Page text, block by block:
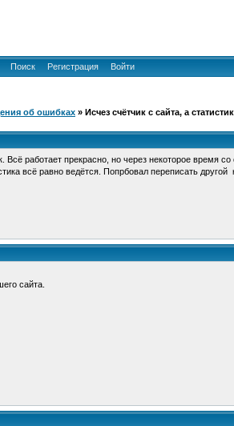
Поиск Регистрация Войти
об ошибках » Исчез счётчик с сайта, а
Всё работает прекрасно, но через некоторое время
всё равно ведётся. Попрбовал переписать другой
сайта.